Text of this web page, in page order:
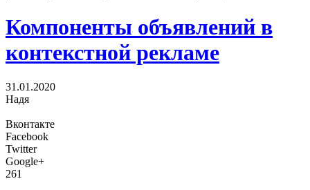
Компоненты объявлений в
контекстной рекламе
31.01.2020
Надя
Вконтакте
Facebook
Twitter
Google+
261